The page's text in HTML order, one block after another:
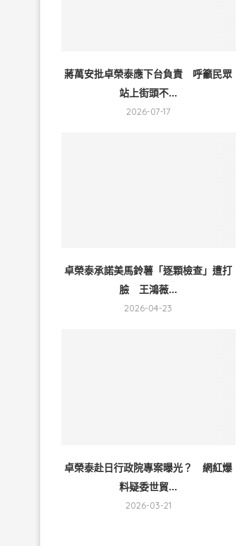
蔣萬安批卓榮泰應下台負責 呼籲民眾
站上街頭不...
2026-07-17
卓榮泰承諾美馬鈴薯「逐顆檢查」遭打
臉 王鴻薇...
2026-04-23
卓榮泰赴日行政院專案曝光？ 網紅爆
料疑委世貿...
2026-03-21